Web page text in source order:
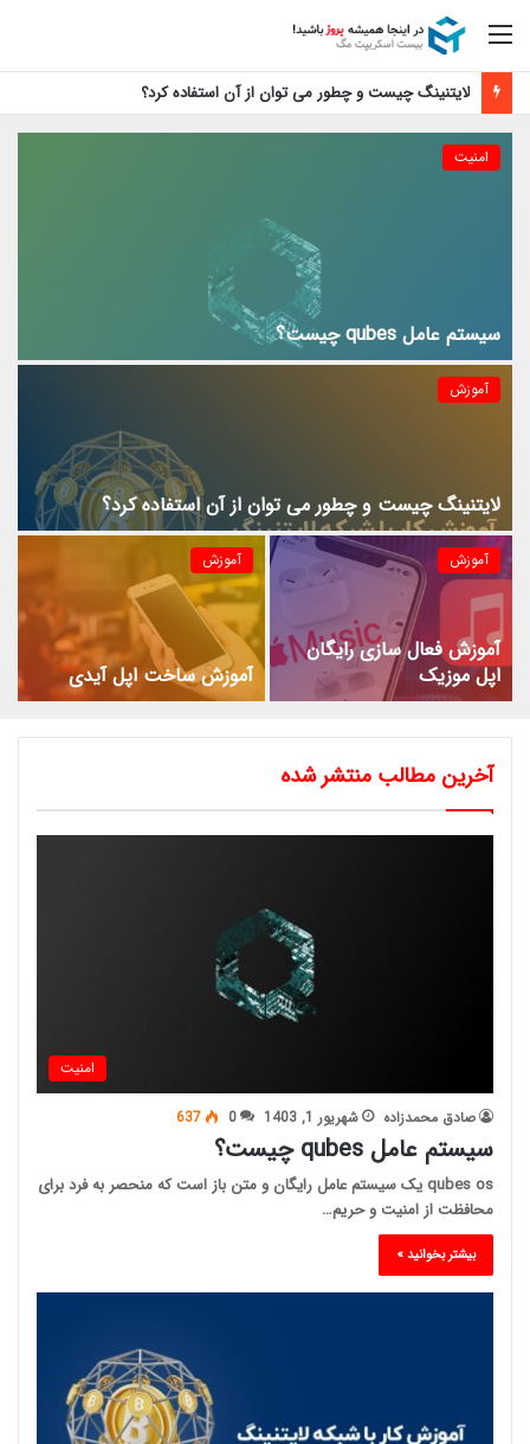
منو
آموزش فعال سازی رایگان اپل موزیک
امنیت
سیستم عامل qubes چیست؟
آموزش
لایتنینگ چیست و چطور می توان از آن استفاده کرد؟
آموزش
آموزش فعال سازی رایگان
اپل موزیک
آموزش
آموزش ساخت اپل آیدی
آخرین مطالب منتشر شده
امنیت
صادق محمدزاده شهریور 1, 1403 0
637
سیستم عامل qubes چیست؟
qubes os یک سیستم عامل رایگان و متن باز است که منحصر به فرد برای
محافظت از امنیت و حریم…
بیشتر بخوانید »